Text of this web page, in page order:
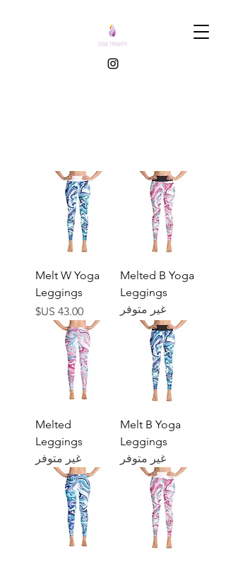
Melted B Yoga
Leggings
غير متوفر
Melt W Yoga
Leggings
السعر
Melt B Yoga
Leggings
غير متوفر
Melted
Leggings
غير متوفر